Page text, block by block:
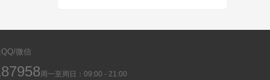
微信
周一至周日：09:00 - 21:00